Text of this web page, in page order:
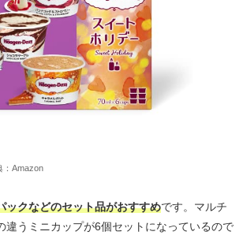
：Amazon
ックなどのセット品がおすすめです。マルチ
違うミニカップが6個セットになっているので